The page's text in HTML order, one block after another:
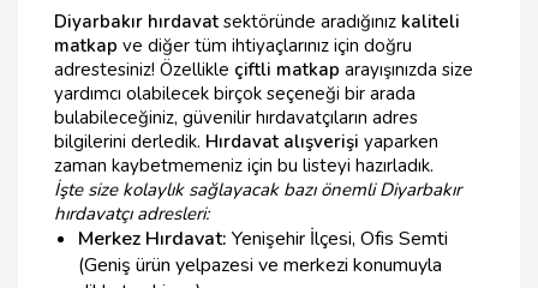
Diyarbakır hırdavat sektöründe aradığınız kaliteli
matkap ve diğer tüm ihtiyaçlarınız için doğru
adrestesiniz! Özellikle çiftli matkap arayışınızda size
yardımcı olabilecek birçok seçeneği bir arada
bulabileceğiniz, güvenilir hırdavatçıların adres
bilgilerini derledik. Hırdavat alışverişi yaparken
zaman kaybetmemeniz için bu listeyi hazırladık.
İşte size kolaylık sağlayacak bazı önemli Diyarbakır
hırdavatçı adresleri:
Merkez Hırdavat: Yenişehir İlçesi, Ofis Semti
(Geniş ürün yelpazesi ve merkezi konumuyla